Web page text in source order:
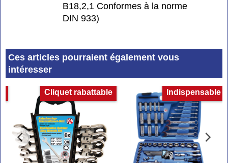
B18,2,1 Conformes à la norme
DIN 933)
Ces articles pourraient également vous
intéresser
Cliquet rabattable Indispensable